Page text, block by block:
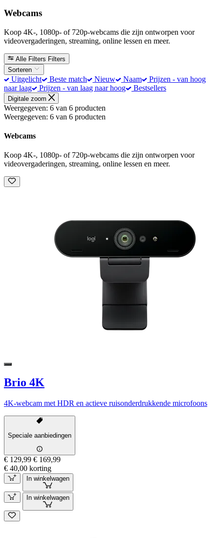
Webcams
Koop 4K-, 1080p- of 720p-webcams die zijn ontworpen voor
videovergaderingen, streaming, online lessen en meer.
Alle Filters Filters
Sorteren
Uitgelicht Beste match Nieuw Naam
Prijzen - van hoog
naar laag
Prijzen - van laag naar hoog Bestsellers
Digitale zoom
Weergegeven: 6 van 6 producten
Weergegeven: 6 van 6 producten
Webcams
Koop 4K-, 1080p- of 720p-webcams die zijn ontworpen voor
videovergaderingen, streaming, online lessen en meer.
Brio 4K
4K-webcam met HDR en actieve ruisonderdrukkende microfoons
Speciale aanbiedingen
€ 129,99 € 169,99
€ 40,00 korting
In winkelwagen
In winkelwagen